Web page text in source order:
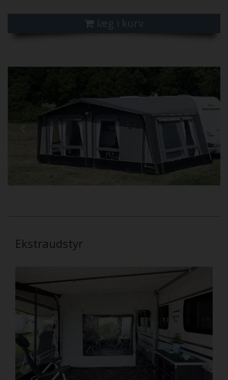
læg i kurv
Ekstraudstyr